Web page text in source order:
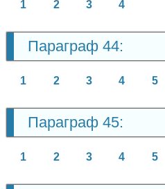
1 2 3 4
Параграф 44:
1 2 3 4 5
Параграф 45:
1 2 3 4 5